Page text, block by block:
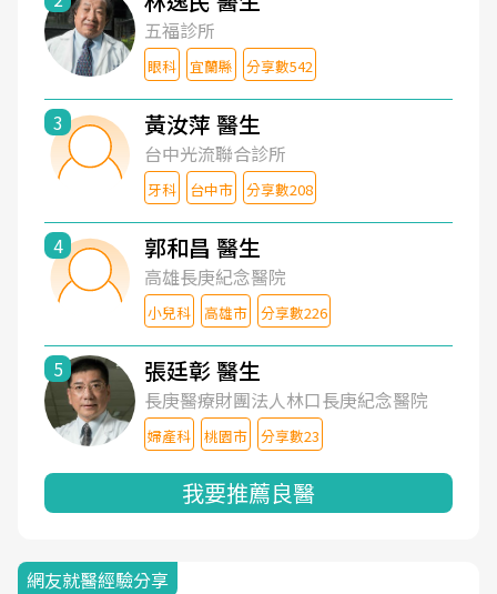
五福診所
眼科 宜蘭縣 分享數542
3 黃汝萍 醫生
台中光流聯合診所
牙科 台中市 分享數208
4 郭和昌 醫生
高雄長庚紀念醫院
小兒科 高雄市 分享數226
5 張廷彰 醫生
長庚醫療財團法人林口長庚紀念醫院
婦產科 桃園市 分享數23
我要推薦良醫
網友就醫經驗分享